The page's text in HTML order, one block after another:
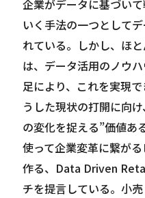
企業がデータに基づい
いく手法の一つとして
れている。しかし、ほ
は、データ活用のノウ
足により、これを実現
うした現状の打開に向
の変化を捉える”価値あ
使って企業変革に繋が
作る、Data Driven
チを提言している。小